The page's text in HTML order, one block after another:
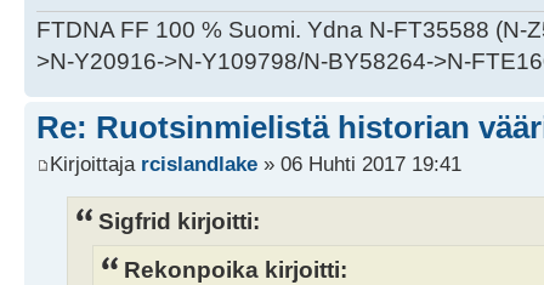
FTDNA FF 100 % Suomi. Ydna N-FT35588 (N-
>N-Y20916->N-Y109798/N-BY58264->N-
Re: Ruotsinmielistä historian
Kirjoittaja rcislandlake » 06 Huhti 2017 19:41
Sigfrid kirjoitti:
Rekonpoika kirjoitti: